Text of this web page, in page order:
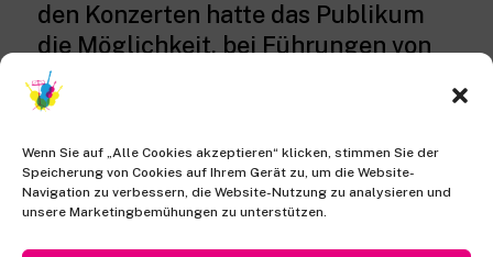
Wenn Sie auf „Alle Cookies akzeptieren“ klicken, stimmen Sie der
Speicherung von Cookies auf Ihrem Gerät zu, um die Website-
Navigation zu verbessern, die Website-Nutzung zu analysieren und
unsere Marketingbemühungen zu unterstützen.
den Konzerten hatte das Publikum
die Möglichkeit, bei Führungen von
Gemeindemitgliedern die jeweiligen
Religionen und Gotteshäuser kennen